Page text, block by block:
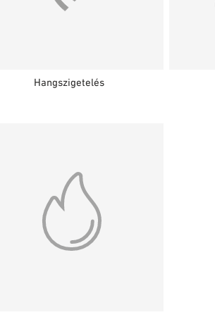
Hangszigetelés